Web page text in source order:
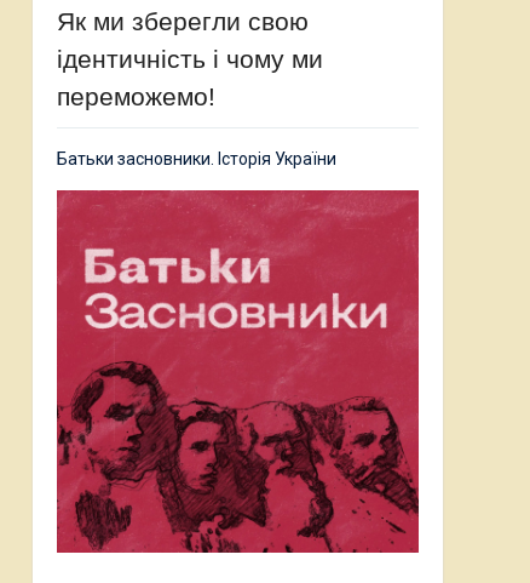
Як ми зберегли свою
ідентичність і чому ми
переможемо!
Батьки засновники. Історія України